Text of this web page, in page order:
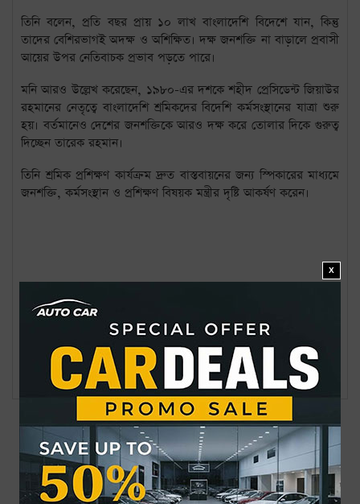
তিনি বলেন, প্রতি বছর প্রায় ১০ লাখ বাংলাদেশি বিদেশে যান, কিন্তু
তাদের বেশিরভাগই অদক্ষ ও অশিক্ষিত। দক্ষ জনশক্তি না বাড়ালে প্রবাসী
আয়ের উপর নেতিবাচক প্রভাব পড়তে পারে।
মনি আরও উল্লেখ করেছেন, ১৯৮০-এর দশকে শহীদ প্রেসিডেন্ট জিয়াউর
রহমানের নেতৃত্বে বাংলাদেশি শ্রমিকদের বিদেশি কর্মসংস্থানের যাত্রা শুরু
হয়। বর্তমানেও দেশের জনশক্তিকে আরও দক্ষ করে তোলার দিকে গুরুত্ব
দিচ্ছেন তারেক রহমান।
তিনি শ্রমিক প্রশিক্ষণ কার্যক্রম দ্রুত বাস্তবায়নের জন্য স্পিকারের মাধ্যমে
জনশক্তি, কর্মসংস্থান ও প্রশিক্ষণ বিষয়ক মন্ত্রীর দৃষ্টি আকর্ষণ করেন।
ইসলামী ব্যাংক ইস্যুতে উত্তপ্ত ছিলো সংসদ
জুনের শেষে প্রধানমন্ত্রীর চীন সফর: ডেপুটি স্পিকার
সর্বশেষ
জনপ্রিয়
ক্রিকেটার সাকিব আল হোসেনের বাসভবনে হামলা
X